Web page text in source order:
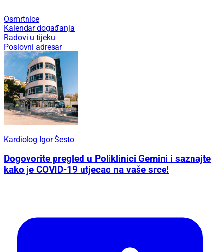
Osmrtnice
Kalendar događanja
Radovi u tijeku
Poslovni adresar
Kardiolog Igor Šesto
Dogovorite pregled u Poliklinici Gemini i saznajte
kako je COVID-19 utjecao na vaše srce!